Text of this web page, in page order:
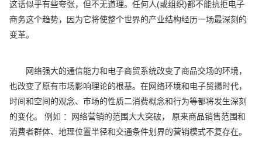
这话似乎有些夸张，但不无道理。任何人(或组织)都不能抗拒电子
商务这个趋势，因为它将使整个世界的产业结构经历一场最深刻的
变革。
网络强大的通信能力和电子商贸系统改变了商品交场的环境，
也改变了原有市场影响理论的根基。在网络环境和电子贸揚时代，
时间和空间的观念、市场的性质二消费概念和行为等都将发生深刻
的变化。 例如 ：网络营销的范围大大突破， 原来商品销售范围和
消费者群体、地理位置半径和交通条件划界的营销模式不复存在。